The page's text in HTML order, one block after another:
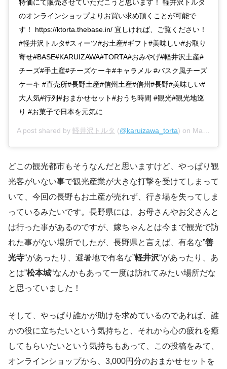
特価にて販売させていただこうと思います！ 軽井沢トルタ
のオンラインショップよりお買い求め頂くことが可能で
す！ https://ktorta.thebase.in/ 宜しければ、ご覧ください！
#軽井沢トルタ#スィーツ#お土産#ギフト#美味しい#お取り
寄せ#BASE#KARUIZAWA#TORTA#おみやげ#軽井沢土産#
チーズ#手土産#チーズケーキ#キャラメル #バスク風チーズ
ケーキ #直売所#長野土産#信州土産#信州#長野#美味しい#
大人気#行列#おまかせセット#おうち時間 #観光#観光地巡
り #お菓子で日本を元気に
A post shared by 軽井沢トルタ (@karuizawa_torta) on May 2, 2020 at 3:09am PDT
どこの観光都市もそうなんだと思いますけど、やっぱり観
光客がいない事で観光産業が大きな打撃を受けてしまって
いて、今回の長野もお土産が売れず、行き場を失ってしま
っているみたいです。長野県には、お母さんやお父さんと
は行った事があるのですが、嫁ちゃんとは今まで観光で訪
れた事がない場所でしたが、長野県と言えば、有名な”善
光寺“があったり、避暑地で有名な”軽井沢“があったり、あ
とは”松本城“なんかもあって一度は訪れてみたい場所だな
と思っていました！
そして、やっぱり誰かが助けを求めているのであれば、誰
かの役に立ちたいという気持ちと、それから心の疲れを癒
してもらいたいという気持ちもあって、この投稿をみて、
オンラインショップから、3,000円分のおまかせセットを